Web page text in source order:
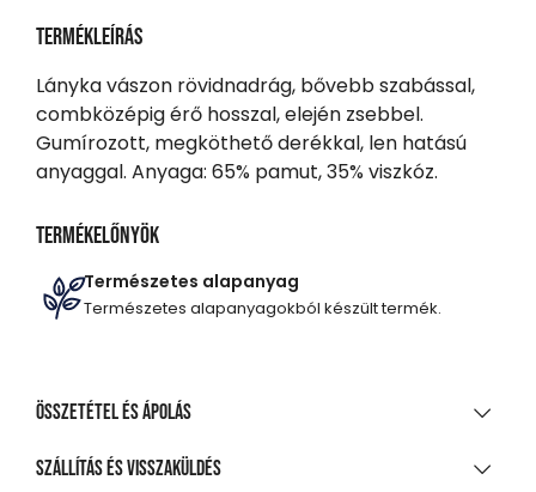
Termékleírás
Lányka vászon rövidnadrág, bővebb szabással,
combközépig érő hosszal, elején zsebbel.
Gumírozott, megköthető derékkal, len hatású
anyaggal. Anyaga: 65% pamut, 35% viszkóz.
Termékelőnyök
Természetes alapanyag
Természetes alapanyagokból készült termék.
Összetétel és ápolás
ANYAGÖSSZETÉTEL
Szállítás és visszaküldés